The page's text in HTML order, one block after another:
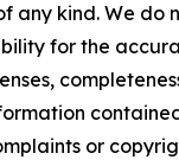
any kind. We do
for the
or